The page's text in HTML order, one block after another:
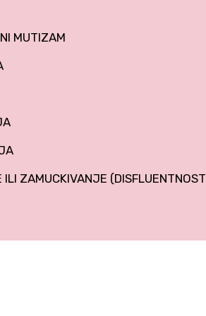
MUTIZAM
ILI ZAMUCKIVANJE